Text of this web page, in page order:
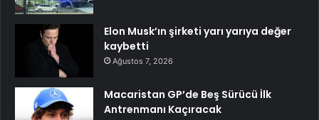
Elon Musk’ın şirketi yarı yarıya değer
kaybetti
Ağustos 7, 2026
Macaristan GP’de Beş Sürücü İlk
Antrenmanı Kaçıracak